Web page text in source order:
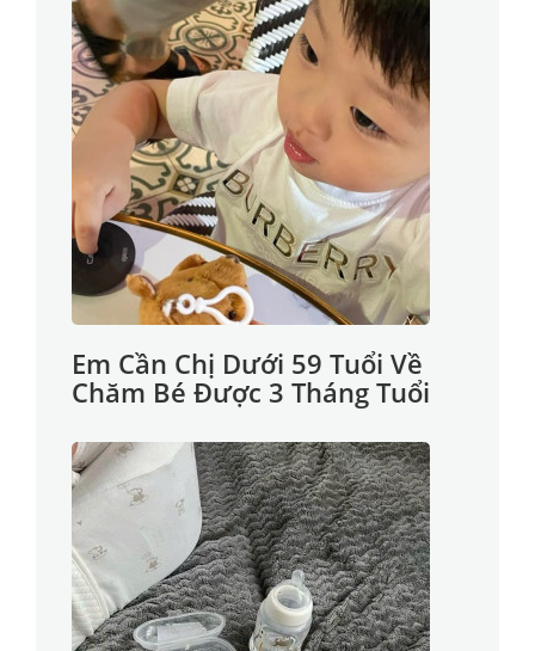
Em Cần Chị Dưới 59 Tuổi Về
Chăm Bé Được 3 Tháng Tuổi